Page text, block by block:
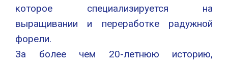
которое специализируется на
выращивании и переработке радужной
форели.
За более чем 20-летнюю историю,